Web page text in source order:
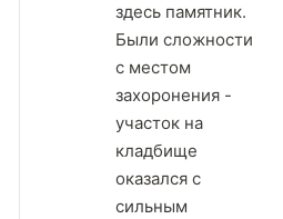
здесь памятник.
Были сложности
с местом
захоронения -
участок на
кладбище
оказался с
сильным